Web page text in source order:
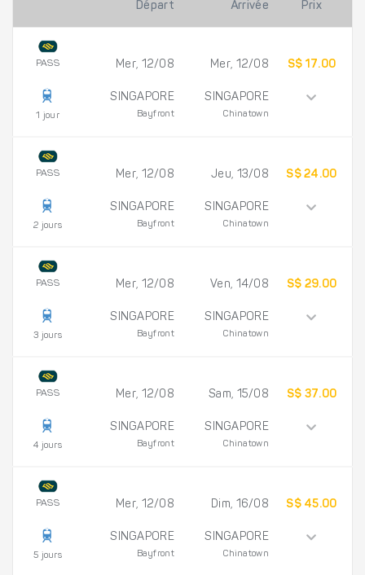
Départ Arrivée Prix
PASS
1 jour
Mer, 12/08
SINGAPORE
Bayfront
Mer, 12/08
SINGAPORE
Chinatown
S$ 17.00
PASS
2 jours
Mer, 12/08
SINGAPORE
Bayfront
Jeu, 13/08
SINGAPORE
Chinatown
S$ 24.00
PASS
3 jours
Mer, 12/08
SINGAPORE
Bayfront
Ven, 14/08
SINGAPORE
Chinatown
S$ 29.00
PASS
4 jours
Mer, 12/08
SINGAPORE
Bayfront
Sam, 15/08
SINGAPORE
Chinatown
S$ 37.00
PASS
5 jours
Mer, 12/08
SINGAPORE
Bayfront
Dim, 16/08
SINGAPORE
Chinatown
S$ 45.00